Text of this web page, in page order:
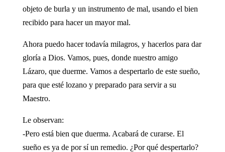
objeto de burla y un instrumento de mal, usando el bien
recibido para hacer un mayor mal.
Ahora puedo hacer todavía milagros, y hacerlos para dar
gloría a Dios. Vamos, pues, donde nuestro amigo
Lázaro, que duerme. Vamos a despertarlo de este sueño,
para que esté lozano y preparado para servir a su
Maestro.
Le observan:
-Pero está bien que duerma. Acabará de curarse. El
sueño es ya de por sí un remedio. ¿Por qué despertarlo?